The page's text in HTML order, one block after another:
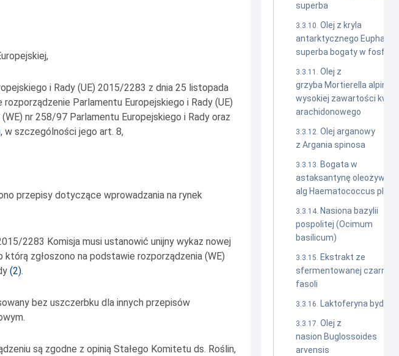
i Rady (UE) 2015/2283 z dnia 25 listopada
Parlamentu Europejskiego i Rady (UE)
nr 258/97 Parlamentu Europejskiego i Rady oraz
, w szczególności jego art. 8,
przepisy dotyczące wprowadzania na rynek
2283 Komisja musi ustanowić unijny wykaz nowej
zgłoszono na podstawie rozporządzenia (WE)
(2).
bez uszczerbku dla innych przepisów
są zgodne z opinią Stałego Komitetu ds. Roślin,
superba
Olej z kryla
antarktycznego
superba bogaty w
Olej z
grzyba Mortierella alpina o
wysokiej zawartości
arachidonowego
Olej arganowy
z Argania spinosa
Bogata w
astaksantynę oleożywica
alg Haematococcus
Nasiona bazylii
pospolitej (Ocimum
basilicum)
Ekstrakt ze
sfermentowanej czarnej
fasoli
Laktoferyna
Olej z
nasion Buglossoides
arvensis